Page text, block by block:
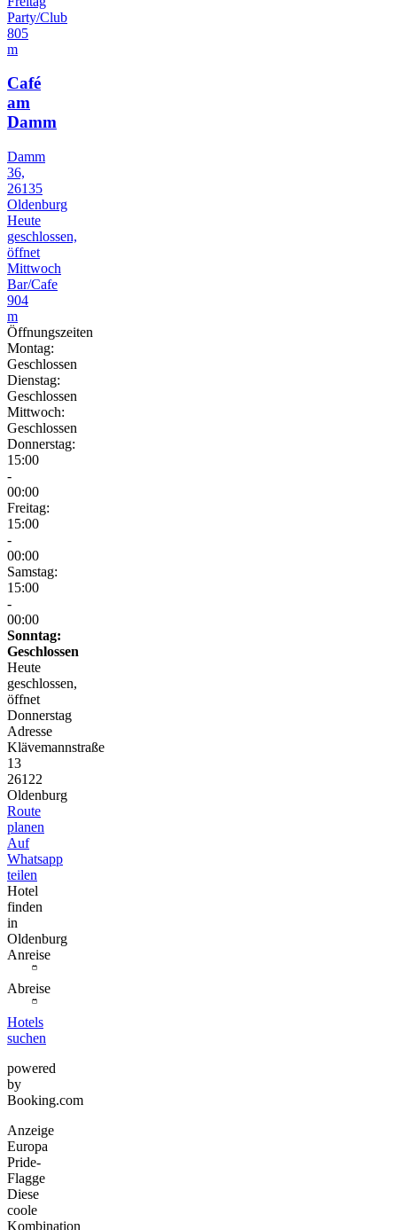
Party/Club
805
m
Café
am
Damm
Damm
36,
26135
Oldenburg
Heute
geschlossen,
öffnet
Mittwoch
Bar/Cafe
904
m
Öffnungszeiten
Montag:
Geschlossen
Dienstag:
Geschlossen
Mittwoch:
Geschlossen
Donnerstag:
15:00
-
00:00
Freitag:
15:00
-
00:00
Samstag:
15:00
-
00:00
Sonntag:
Geschlossen
Heute
geschlossen,
öffnet
Donnerstag
Adresse
Klävemannstraße
13
26122
Oldenburg
Route
planen
Auf
Whatsapp
teilen
Hotel
finden
in
Oldenburg
Anreise
Abreise
Hotels
suchen
powered
by
Booking.com
Anzeige
Europa
Pride-
Flagge
Diese
coole
Kombination